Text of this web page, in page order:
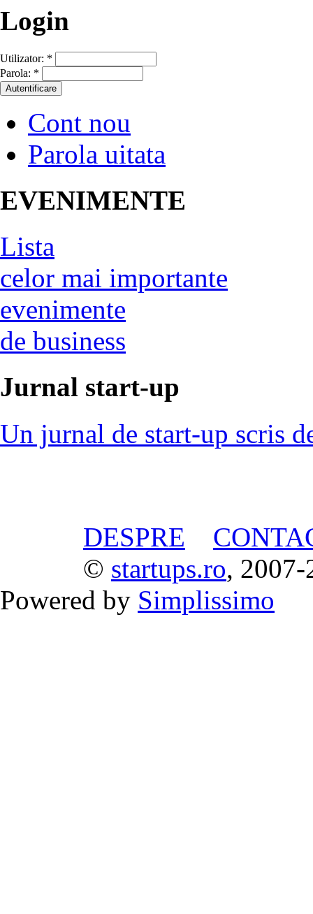
Login
Utilizator: *
Parola: *
Cont nou
Parola uitata
EVENIMENTE
Lista
celor mai importante
evenimente
de business
Jurnal start-up
Un jurnal de start-up scris
DESPRE
© startups.ro, 2007-
Powered by Simplissimo